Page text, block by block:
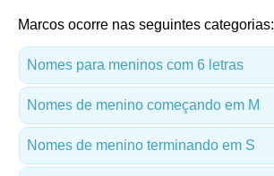
Marcos ocorre nas seguintes categorias:
Nomes para meninos com 6 letras
Nomes de menino começando em M
Nomes de menino terminando em S